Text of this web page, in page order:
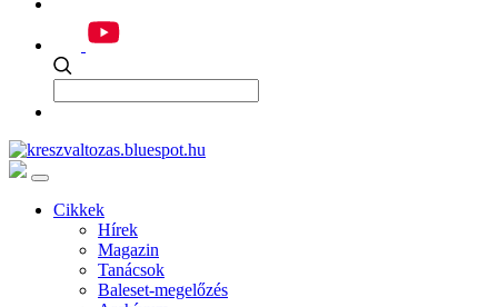
Cikkek
Hírek
Magazin
Tanácsok
Baleset-megelőzés